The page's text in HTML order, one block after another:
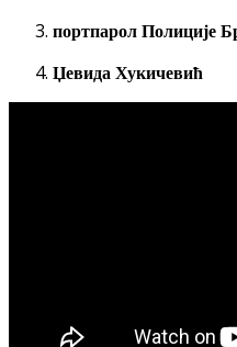
портпарол Полиције
Џевида Хукичевић